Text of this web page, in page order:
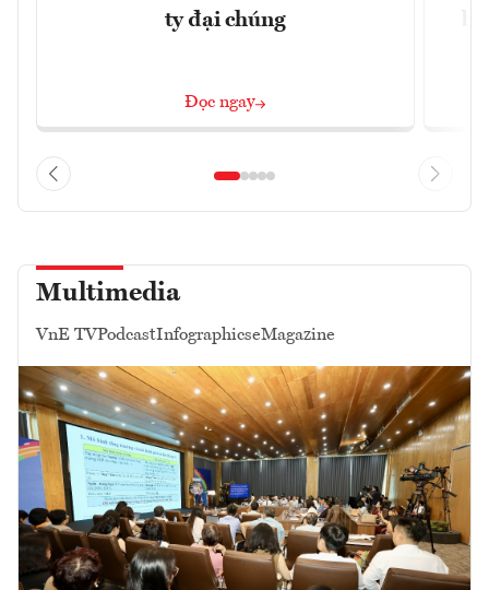
ty đại chúng
Đọc ngay
Multimedia
VnE TVPodcastInfographicseMagazine